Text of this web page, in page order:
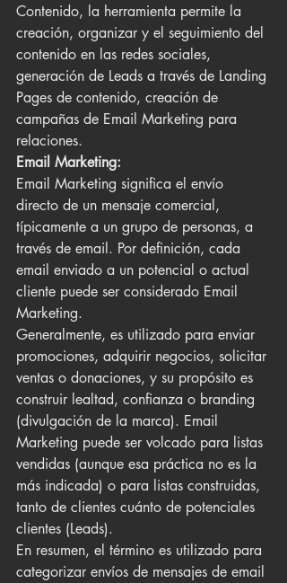
Contenido, la herramienta permite la
creación, organizar y el seguimiento del
contenido en las redes sociales,
generación de Leads a través de Landing
Pages de contenido, creación de
campañas de Email Marketing para
relaciones.
Email Marketing:
Email Marketing significa el envío
directo de un mensaje comercial,
típicamente a un grupo de personas, a
través de email. Por definición, cada
email enviado a un potencial o actual
cliente puede ser considerado Email
Marketing.
Generalmente, es utilizado para enviar
promociones, adquirir negocios, solicitar
ventas o donaciones, y su propósito es
construir lealtad, confianza o branding
(divulgación de la marca). Email
Marketing puede ser volcado para listas
vendidas (aunque esa práctica no es la
más indicada) o para listas construidas,
tanto de clientes cuánto de potenciales
clientes (Leads).
En resumen, el término es utilizado para
categorizar envíos de mensajes de email